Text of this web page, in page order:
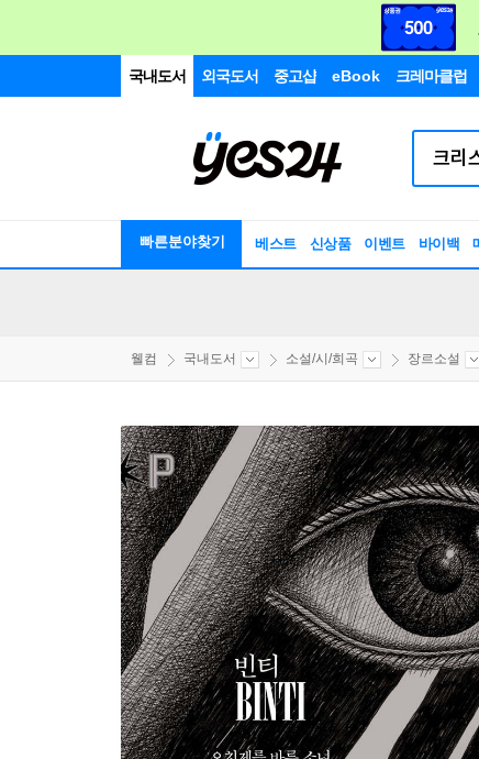
국내도서 외국도서 중고샵 eBook 크레마클럽
빠른분야찾기 베스트 신상품 이벤트 바이백
웰컴 국내도서 소설/시/희곡 장르소설